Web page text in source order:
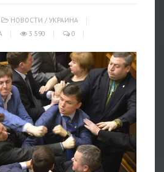
НОВОСТИ / УКРАИНА
3 590 0